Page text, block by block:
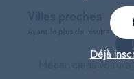
Ayant le plus de résultats,
Mécaniciens voiture
Déjà